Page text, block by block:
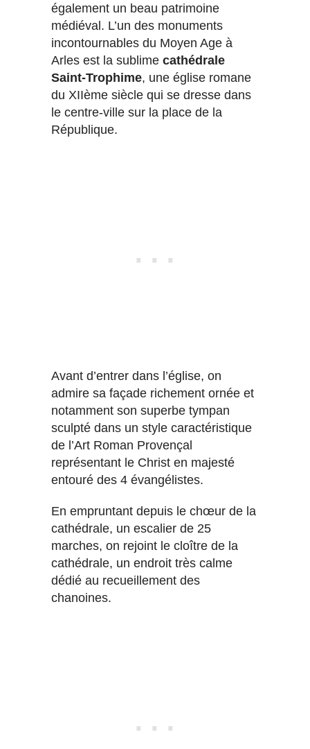
également un beau patrimoine
médiéval. L’un des monuments
incontournables du Moyen Age à
Arles est la sublime cathédrale
Saint-Trophime, une église romane
du XIIème siècle qui se dresse dans
le centre-ville sur la place de la
République.
Avant d’entrer dans l’église, on
admire sa façade richement ornée et
notamment son superbe tympan
sculpté dans un style caractéristique
de l’Art Roman Provençal
représentant le Christ en majesté
entouré des 4 évangélistes.
En empruntant depuis le chœur de la
cathédrale, un escalier de 25
marches, on rejoint le cloître de la
cathédrale, un endroit très calme
dédié au recueillement des
chanoines.